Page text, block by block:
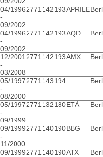
04/1996
-
09/2002
2771142193APRILE
04/1996
-
09/2002
2771142193AQD
12/2001
-
03/2008
2771142193AMX
05/1997
-
08/2000
2771143194
05/1997
-
09/1999
2771132180ETÀ
09/1999
-
11/2000
2771140190BBG
09/19992771140190ATX